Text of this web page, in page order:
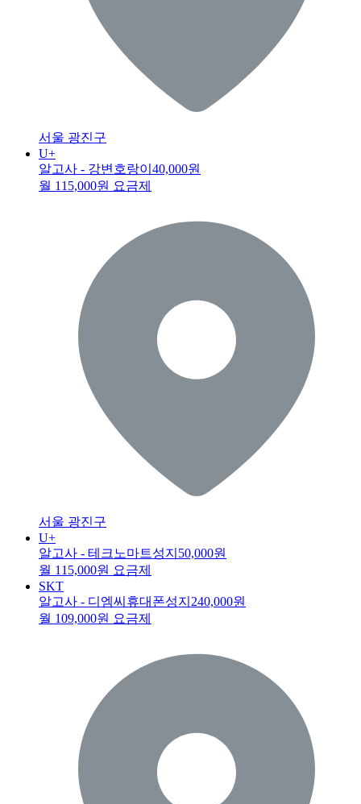
서울 광진구
U+
알고사 - 강변호랑이 40,000원
월 115,000원 요금제
서울 광진구
U+
알고사 - 테크노마트성지 50,000원
월 115,000원 요금제
SKT
알고사 - 디엠씨휴대폰성지 240,000원
월 109,000원 요금제